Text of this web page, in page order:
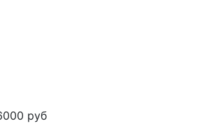
руб